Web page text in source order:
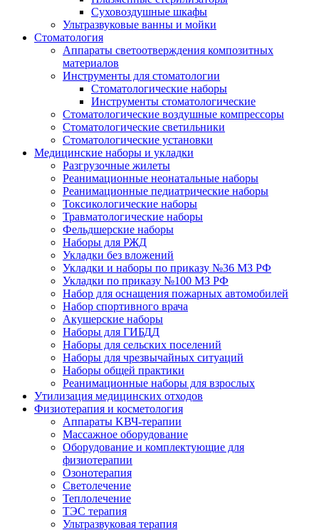
Суховоздушные шкафы
Ультразвуковые ванны и мойки
Стоматология
Аппараты светоотверждения композитных
материалов
Инструменты для стоматологии
Стоматологические наборы
Инструменты стоматологические
Стоматологические воздушные компрессоры
Стоматологические светильники
Стоматологические установки
Медицинские наборы и укладки
Разгрузочные жилеты
Реанимационные неонатальные наборы
Реанимационные педиатрические наборы
Токсикологические наборы
Травматологические наборы
Фельдшерские наборы
Наборы для РЖД
Укладки без вложений
Укладки и наборы по приказу №36 МЗ РФ
Укладки по приказу №100 МЗ РФ
Набор для оснащения пожарных автомобилей
Набор спортивного врача
Акушерские наборы
Наборы для ГИБДД
Наборы для сельских поселений
Наборы для чрезвычайных ситуаций
Наборы общей практики
Реанимационные наборы для взрослых
Утилизация медицинских отходов
Физиотерапия и косметология
Аппараты KВЧ-терапии
Массажное оборудование
Оборудование и комплектующие для
физиотерапии
Озонотерапия
Светолечение
Теплолечение
ТЭС терапия
Ультразвуковая терапия